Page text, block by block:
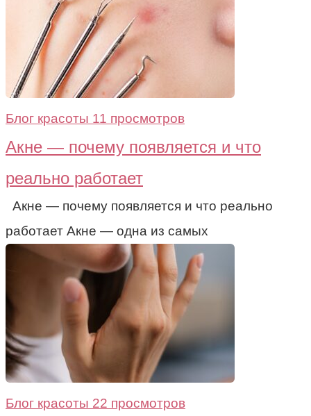
Блог красоты 11 просмотров
Акне — почему появляется и что
реально работает
Акне — почему появляется и что реально
работает Акне — одна из самых
Блог красоты 22 просмотров